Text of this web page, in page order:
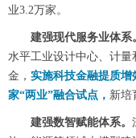
业3.2万家。
建强现代服务业体系
水平工业设计中心、计
金， 实施科技金融提质
家“两业”融合试点， 新培
建强数智赋能体系。